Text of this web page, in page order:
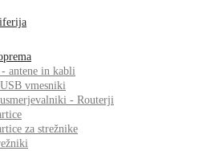
antene in kabli
vmesniki
- Routerji
za strežnike